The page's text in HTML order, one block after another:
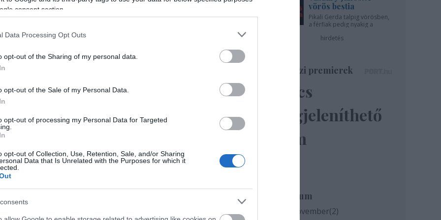
consent section.
Data Processing Opt Outs
opt-out of the Sharing of my personal data.
opt-out of the Sale of my Personal Data.
opt-out of processing my Personal Data for Targeted
opt-out of Collection, Use, Retention, Sale, and/or Sharing
Data that Is Unrelated with the Purposes for which it
bajai színészpalántáknak és a kisegítő
mindig igyekeznek olyan darabbal előrukkolni, mely
két művel érkeznek Bajára: a
vörös bestia
Pikali Gerda talpig vörösben,
a férfiak pedig nyakig a
hirdetés
Színházi premierek
Nincs
megjeleníthető
elem
Archívum
2020 november(2)